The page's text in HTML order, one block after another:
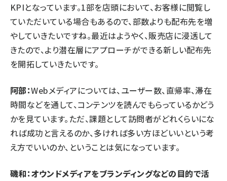
KPIとなっています。1部を店頭において、お客様に閲覧し
ていただいている場合もあるので、部数よりも配布先を増
やしていきたいですね。最近はようやく、販売店に浸透して
きたので、より潜在層にアプローチができる新しい配布先
を開拓していきたいです。
阿部：Webメディアについては、ユーザー数、直帰率、滞在
時間などを通して、コンテンツを読んでもらっているかどう
かを見ています。ただ、課題として訪問者がどれくらいにな
れば成功と言えるのか、多ければ多い方ほどいいという考
え方でいいのか、ということは気になっています。
磯和：オウンドメディアをブランディングなどの目的で活